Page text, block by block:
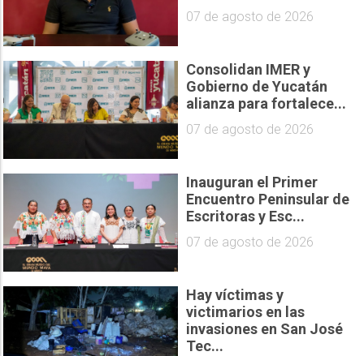
07 de agosto de 2026
Consolidan IMER y
Gobierno de Yucatán
alianza para fortalece...
07 de agosto de 2026
Inauguran el Primer
Encuentro Peninsular de
Escritoras y Esc...
07 de agosto de 2026
Hay víctimas y
victimarios en las
invasiones en San José
Tec...